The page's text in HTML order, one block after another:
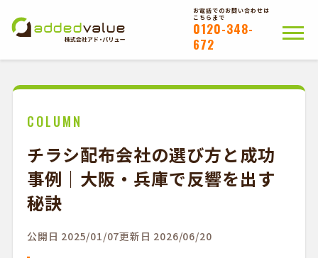
お電話でのお問い合わせは
こちらまで
0120-348-
672
お問い合わせ
かんたんWEB注文
COLUMN
チラシ配布会社の選び方と成功
事例｜大阪・兵庫で反響を出す
秘訣
公開日 2025/01/07更新日 2026/06/20